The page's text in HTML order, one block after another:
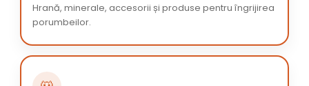
Hrană, minerale, accesorii și produse pentru îngrijirea
porumbeilor.